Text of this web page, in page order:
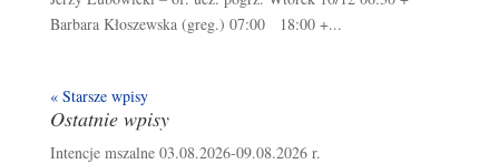
Barbara Kłoszewska (greg.) 07:00 18:00 +...
« Starsze wpisy
Ostatnie wpisy
Intencje mszalne 03.08.2026-09.08.2026 r.